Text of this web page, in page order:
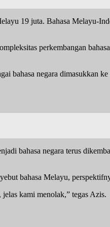
19 juta. Bahasa Melayu-
perkembangan
bahasa negara dimasukkan
bahasa negara terus
bahasa Melayu,
kami menolak,” tegas Azis.